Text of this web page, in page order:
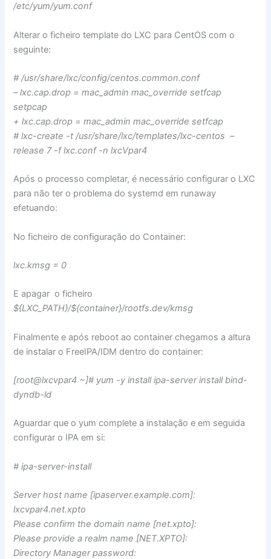
/etc/yum/yum.conf
Alterar o ficheiro template do LXC para CentOS com o
seguinte:
# /usr/share/lxc/config/centos.common.conf
– lxc.cap.drop = mac_admin mac_override setfcap
setpcap
+ lxc.cap.drop = mac_admin mac_override setfcap
# lxc-create -t /usr/share/lxc/templates/lxc-centos –
release 7 -f lxc.conf -n lxcVpar4
Após o processo completar, é necessário configurar o LXC
para não ter o problema do systemd em runaway
efetuando:
No ficheiro de configuração do Container:
lxc.kmsg = 0
E apagar o ficheiro
${LXC_PATH}/${container}/rootfs.dev/kmsg
Finalmente e após reboot ao container chegamos a altura
de instalar o FreeIPA/IDM dentro do container:
[root@lxcvpar4 ~]# yum -y install ipa-server install bind-
dyndb-ld
Aguardar que o yum complete a instalação e em seguida
configurar o IPA em si:
# ipa-server-install
Server host name [ipaserver.example.com]:
lxcvpar4.net.xpto
Please confirm the domain name [net.xpto]:
Please provide a realm name [NET.XPTO]:
Directory Manager password: